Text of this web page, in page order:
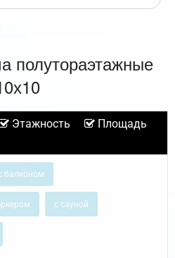
полутораэтажные
Этажность
Площадь
балконом
с сауной